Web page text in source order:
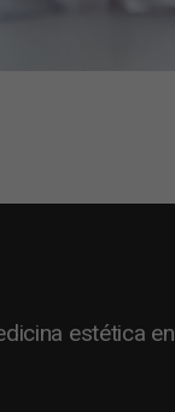
estética en